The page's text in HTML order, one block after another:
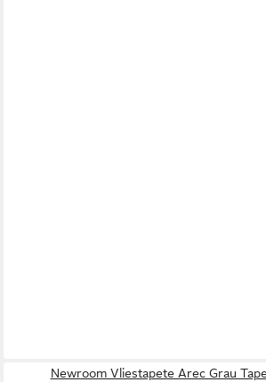
Newroom Vliestapete Arec Grau